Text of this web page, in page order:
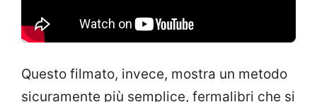
Questo filmato, invece, mostra un metodo
sicuramente più semplice, fermalibri che si